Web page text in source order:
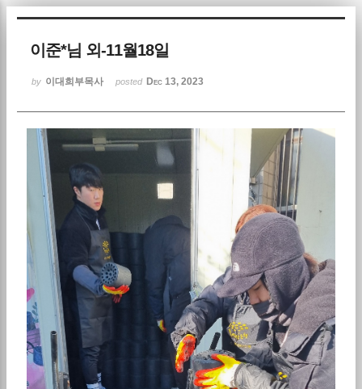
이준*님 외-11월18일
by 이대희부목사 posted Dec 13, 2023
Sketchbook5, 스케치북5
Sketchbook5, 스케치북5